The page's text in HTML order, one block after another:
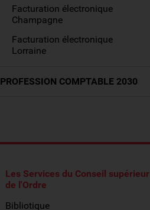
Facturation électronique
Champagne
Facturation électronique
Lorraine
PROFESSION COMPTABLE 2030
Les Services du Conseil supérieur
de l'Ordre
Bibliotique